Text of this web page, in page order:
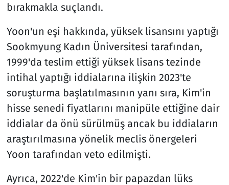
bırakmakla suçlandı.
Yoon'un eşi hakkında, yüksek lisansını yaptığı
Sookmyung Kadın Üniversitesi tarafından,
1999'da teslim ettiği yüksek lisans tezinde
intihal yaptığı iddialarına ilişkin 2023'te
soruşturma başlatılmasının yanı sıra, Kim'in
hisse senedi fiyatlarını manipüle ettiğine dair
iddialar da önü sürülmüş ancak bu iddiaların
araştırılmasına yönelik meclis önergeleri
Yoon tarafından veto edilmişti.
Ayrıca, 2022'de Kim'in bir papazdan lüks